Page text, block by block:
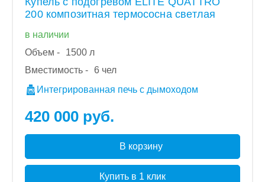
200 композитная термососна светлая
в наличии
Объем -
1500 л
Вместимость - 6 чел
Интегрированная печь с дымоходом
420 000 руб.
В корзину
Купить в 1 клик